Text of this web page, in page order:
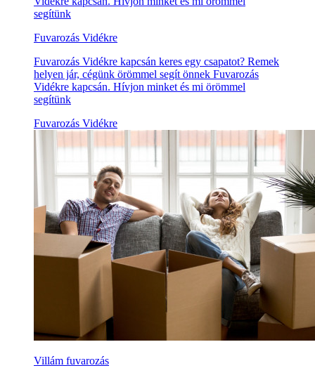
segítünk
Fuvarozás Vidékre
Fuvarozás Vidékre kapcsán keres egy csapatot? Remek
helyen jár, cégünk örömmel segít önnek Fuvarozás
Vidékre kapcsán. Hívjon minket és mi örömmel
segítünk
Fuvarozás Vidékre
Villám fuvarozás